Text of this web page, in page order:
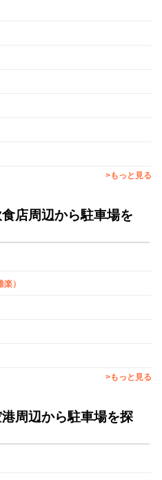
>もっと見る
店周辺から駐車場を
）
>もっと見る
周辺から駐車場を探